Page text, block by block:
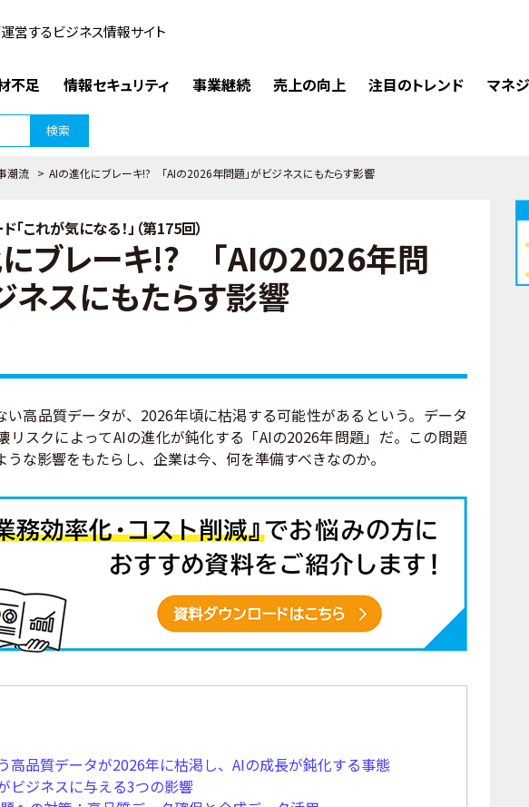
営するビジネス情報サイト
不足 情報セキュリティ 事業継続 売上の向上 注目のトレンド マネ
検索
潮流 > AIの進化にブレーキ!? 「AIの2026年問題」がビジネスにもたらす影響
これが気になる！」（第175回）
ブレーキ!? 「AIの2026年問
ネスにもたらす影響
い高品質データが、2026年頃に枯渇する可能性があるという。データ
リスクによってAIの進化が鈍化する「AIの2026年問題」だ。この問題
な影響をもたらし、企業は今、何を準備すべきなのか。
高品質データが2026年に枯渇し、AIの成長が鈍化する事態
ビジネスに与える3つの影響